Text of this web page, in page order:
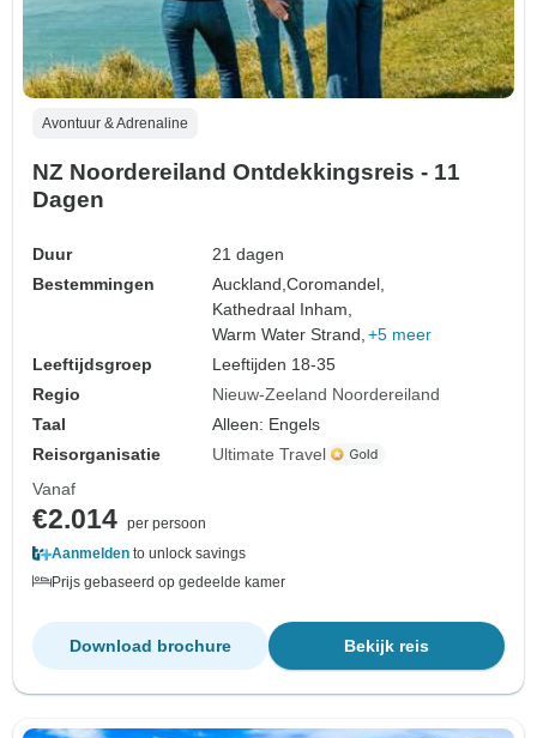
Avontuur & Adrenaline
NZ Noordereiland Ontdekkingsreis - 11
Dagen
Duur
21 dagen
Bestemmingen
Auckland,Coromandel,
Kathedraal Inham,
Warm Water Strand, +5 meer
Leeftijdsgroep
Leeftijden 18-35
Regio
Nieuw-Zeeland Noordereiland
Taal
Alleen: Engels
Reisorganisatie
Ultimate Travel
Vanaf
€2.014 per persoon
Aanmelden to unlock savings
Prijs gebaseerd op gedeelde kamer
Bekijk reis
Download brochure